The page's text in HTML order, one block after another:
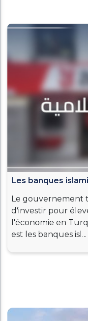
Les banques
Le gouvernement
d'investir pour
l'économie en
est les banques isl...